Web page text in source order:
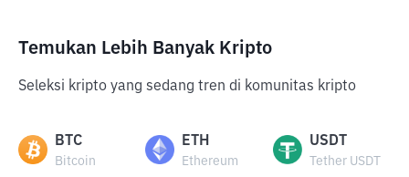
Temukan Lebih Banyak Kripto
Seleksi kripto yang sedang tren di komunitas kripto
BTC
Bitcoin
ETH
Ethereum
USDT
Tether USDT